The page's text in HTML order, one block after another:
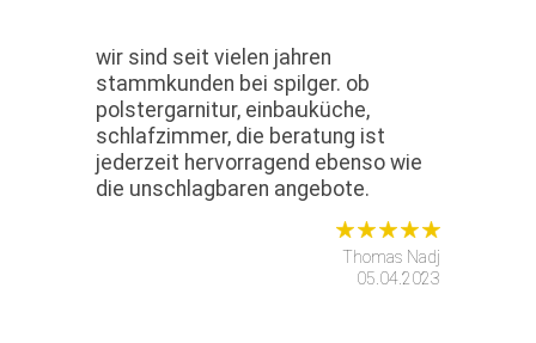
wir sind seit vielen jahren
stammkunden bei spilger. ob
polstergarnitur, einbauküche,
schlafzimmer, die beratung ist
jederzeit hervorragend ebenso wie
die unschlagbaren angebote.
Thomas Nadj
05.04.2023